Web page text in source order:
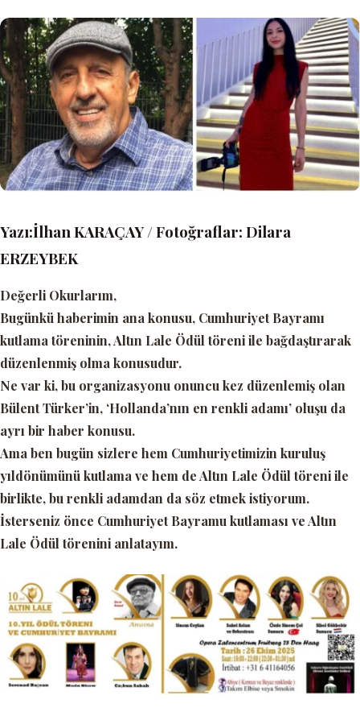
Yazı:İlhan KARAÇAY / Fotoğraflar: Dilara
ERZEYBEK
Değerli Okurlarım,
Bugünkü haberimin ana konusu, Cumhuriyet Bayramı
kutlama töreninin, Altın Lale Ödül töreni ile bağdaştırarak
düzenlenmiş olma konusudur.
Ne var ki, bu organizasyonu onuncu kez düzenlemiş olan
Bülent Türker’in, ‘Hollanda’nın en renkli adamı’ oluşu da
ayrı bir haber konusu.
Ama ben bugün sizlere hem Cumhuriyetimizin kuruluş
yıldönümünü kutlama ve hem de Altın Lale Ödül töreni ile
birlikte, bu renkli adamdan da söz etmek istiyorum.
İsterseniz önce Cumhuriyet Bayramu kutlaması ve Altın
Lale Ödül törenini anlatayım.